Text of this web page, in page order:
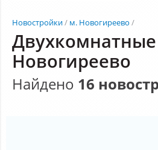
Новостройки м. Новогиреево
Новогиреево
Найдено 16